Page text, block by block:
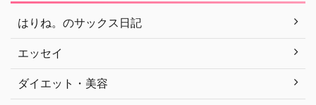
はりね。のサックス日記
エッセイ
ダイエット・美容